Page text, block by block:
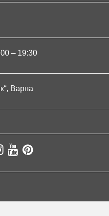
– 19:30
Варна